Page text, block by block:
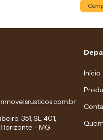
351, SL 401,
- MG
Início